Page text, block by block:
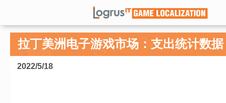
拉丁美洲电子游戏市场：支出统计数据
2022/5/18